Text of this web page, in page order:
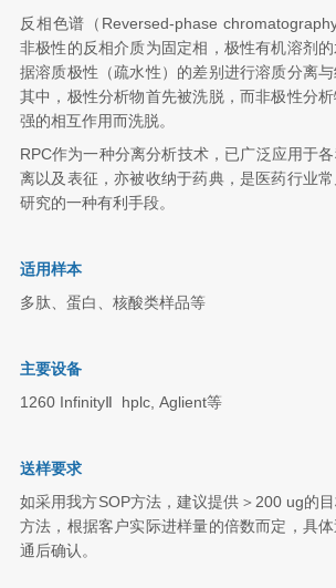
反相色谱（ Reversed-phase
非极性的反相介质为固定相，极性有机溶剂
据溶质极性（疏水性）的差别进行溶质分离与
其中，极性分析物首先被洗脱，而非极性分
强的相互作用而洗脱。
RPC作为一种分离分析技术，已广泛应用于
离以及表征，亦被收纳于药典，是医药行业
研究的一种有利手段。
适用样本
多肽、蛋白、核酸类样品等
主要设备
1260 InfinityⅡ hplc, Aglient等
送样要求
如采用我方SOP方法，建议提供＞200 ug的
方法，根据客户实际进样量的倍数而定，具
通后确认。